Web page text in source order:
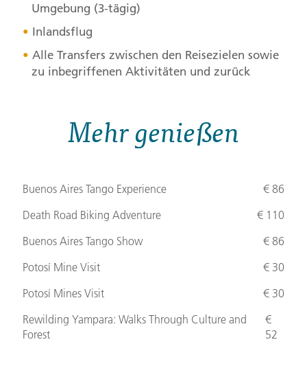
Umgebung (3-tägig)
Inlandsflug
Alle Transfers zwischen den Reisezielen sowie
zu inbegriffenen Aktivitäten und zurück
Mehr genießen
Buenos Aires Tango Experience
€ 86
Death Road Biking Adventure
€ 110
Buenos Aires Tango Show
€ 86
Potosí Mine Visit
€ 30
Potosí Mines Visit
€ 30
Rewilding Yampara: Walks Through Culture and
Forest
€
52